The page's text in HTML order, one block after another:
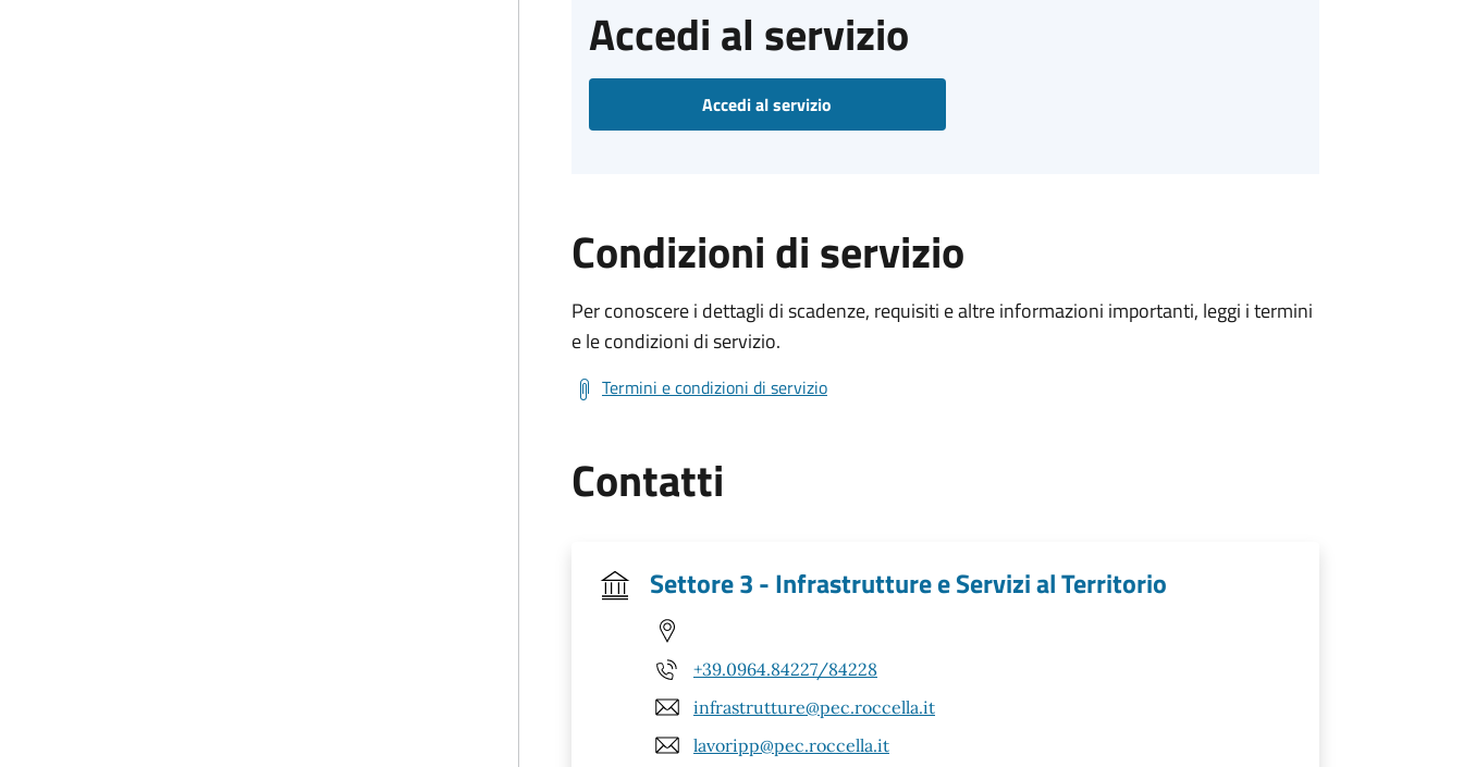
Accedi al servizio
Accedi al servizio
Condizioni di servizio
Per conoscere i dettagli di scadenze, requisiti e altre informazioni importanti, leggi i termini
e le condizioni di servizio.
Termini e condizioni di servizio
Contatti
Settore 3 - Infrastrutture e Servizi al Territorio
+39.0964.84227/84228
infrastrutture@pec.roccella.it
lavoripp@pec.roccella.it